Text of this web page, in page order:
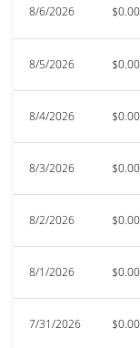
8/6/2026
8/5/2026
8/4/2026
8/3/2026
8/2/2026
8/1/2026
7/31/2026